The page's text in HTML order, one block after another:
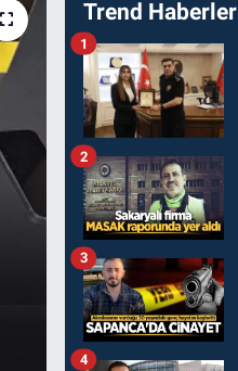
Trend Haberler
1
2
3
4